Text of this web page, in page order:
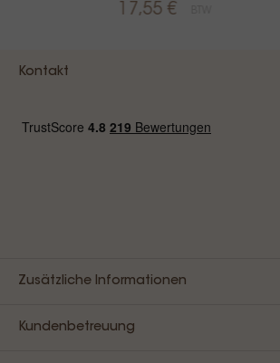
17,55 €
Kontakt
Zusätzliche Informationen
Kundenbetreuung